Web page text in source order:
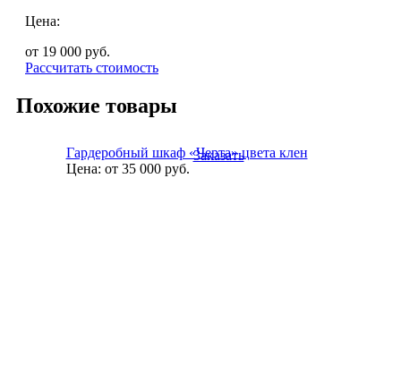
Цена:
от 19 000 руб.
Рассчитать стоимость
Похожие товары
Гардеробный шкаф «Черта» цвета клен
Цена: от 35 000руб.
Заказать